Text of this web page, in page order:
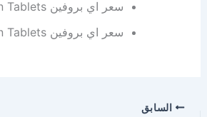
سعر اي بروفين I Profen Tablets أقراص 100 مجم بسعر 5 جنيه
سعر اي بروفين I Profen Tablets أقراص 400 مجم بسعر 6 جنيه
السابق